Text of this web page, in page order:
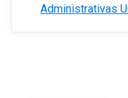
Administrativas